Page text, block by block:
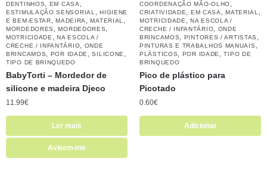
DENTINHOS EM CASA
ESTIMULAÇÃO SENSORIAL ,HIGIENE
E BEM-ESTAR
,MADEIRA ,MATERIAL
MORDEDORES ,MORDEDORES
MOTRICIDADE ,NA ESCOLA /
CRECHE / INFANTÁRIO
ONDE
BRINCAMOS
POR IDADE ,SILICONE
TIPO DE BRINQUEDO
BabyTorti – Mordedor de
silicone e madeira Djeco
11.99€
Ler mais
Avisem-me
COORDENAÇÃO MÃO-OLHO
CRIATIVIDADE EM CASA ,MATERIAL
MOTRICIDADE ,NA ESCOLA /
CRECHE / INFANTÁRIO
ONDE
BRINCAMOS
PINTORES / ARTISTAS
PINTURAS E TRABALHOS MANUAIS
PLÁSTICOS POR IDADE ,TIPO DE
BRINQUEDO
Pico de plástico para
Picotado
0.60€
Adicionar